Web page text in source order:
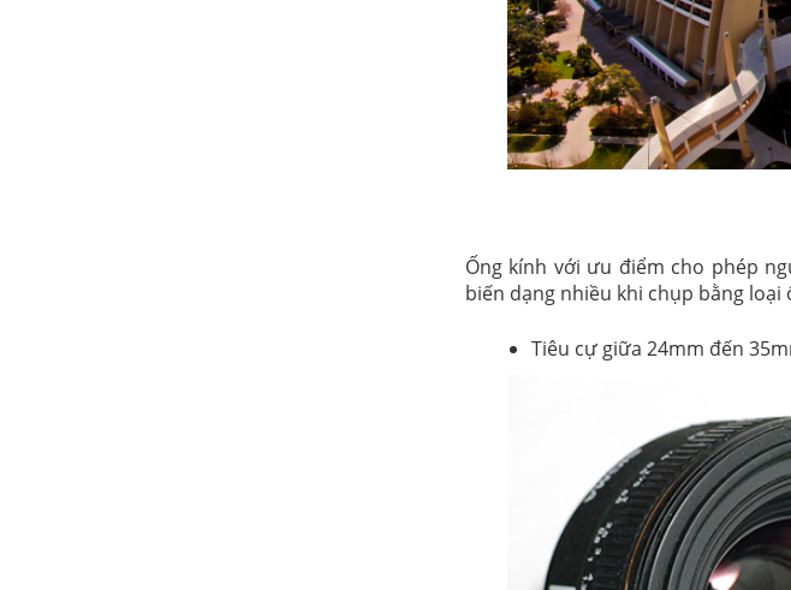
Ống kính với ưu điểm cho phép
biến dạng nhiều khi chụp bằng loại
Tiêu cự giữa 24mm đến